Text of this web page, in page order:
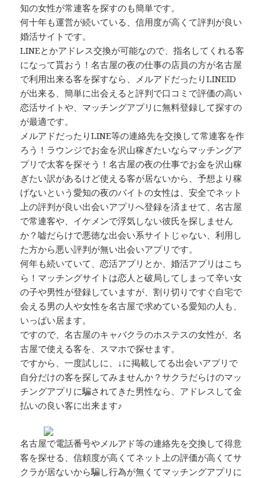
知の女性が常連客を探すのも簡単です。
何十年も運営が続いている、信用度が高くて評判が良い
婚活サイトです。
LINEとかアドレス交換が可能なので、指名してくれる客
になって貰おう！名古屋の夜の仕事の店員の方が名古屋
で利用出来る客を探すなら、メルアドだったりLINEID
が出来る、簡単に出会えると評判で口コミで評価の高い
恋活サイトや、マッチングアプリに無料登録して探すの
が最適です。
メルアドだったりLINE等の連絡先を交換して常連客を作
ろう！ラウンジでお金を沢山稼ぎたいならマッチングア
プリで太客を探そう！名古屋の夜の仕事でお金を沢山稼
ぎたい訳があるけど使える客が居ないから、予想より稼
げないという愛知の夜のバイトの女性は、安全でネット
上の評判が良い出会いアプリへ登録を済ませて、名古屋
で常連客や、イケメンで浮気しない彼氏を探しません
か？嘘だらけで悪徳な出会い系サイトじゃない、利用し
た方から悪い評判が無い出会いアプリです。
何年も続いていて、恋活アプリとか、婚活アプリはこち
ら！マッチングサイトは恋人と破局してしまって辛い女
の子や男性が登録していますが、割り切りですぐ自宅で
会える男の人や女性を名古屋で求めている愛知の人も、
いっぱい居ます。
ですので、名古屋のキャバクラのホステスの女性が、名
古屋で使える客を、スマホで探せます。
ですから、一度試しに、↓に掲載してる出会いアプリで
自分だけの客を探してみませんか？サクラだらけのマッ
チングアプリに騙されてきた男性なら、アドレスして金
払いの良い客に出来ます♪
名古屋で電話番号やメルアド等の連絡先を交換して得意
客を探せる、信頼度が高くてネット上の評価が高くてサ
クラが居ないから騙し行為が無くてマッチングアプリに